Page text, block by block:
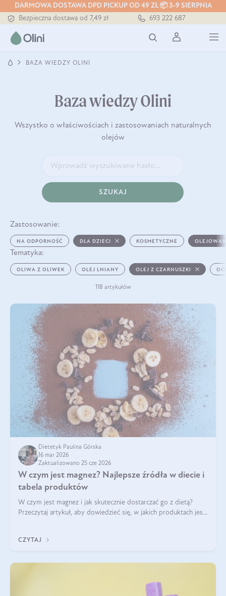
DARMOWA DOSTAWA DPD PICKUP OD 49 ZŁ 📦 3-9 SIERPNIA
Bezpieczna dostawa od 7,49 zł
Darmowa dostawa od 199 zł
Tłoczony zawsze na zimno
693 222 687
BAZA WIEDZY OLINI
Baza wiedzy Olini
Wszystko o właściwościach i zastosowaniach naturalnych
olejów
SZUKAJ
Zastosowanie:
NA ODPORNOŚĆ DLA DZIECI KOSMETYCZNE
Tematyka:
OLIWA Z OLIWEK OLEJ LNIANY OLEJ Z CZARNUSZKI
118 artykułów
Dietetyk Paulina Górska
16 mar 2026
Zaktualizowano 25 cze 2026
W czym jest magnez? Najlepsze źródła w diecie i
tabela produktów
W czym jest magnez i jak skutecznie dostarczać go z dietą?
Przeczytaj artykuł, aby dowiedzieć się, w jakich produktach jest
CZYTAJ